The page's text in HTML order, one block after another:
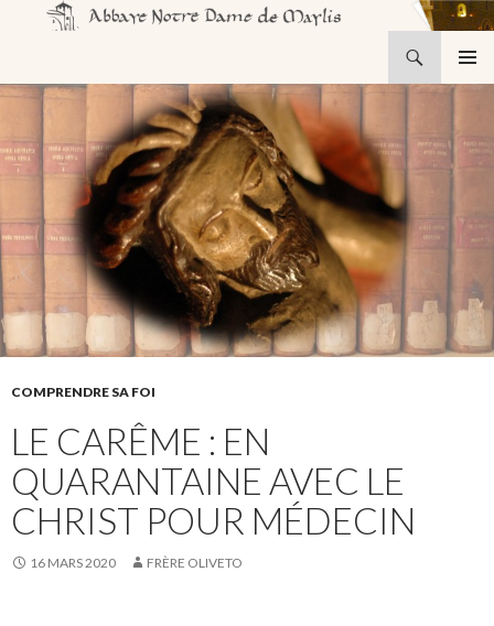
MENU
AU
COMPRENDRE SA FOI
LE CARÊME : EN
QUARANTAINE AVEC LE
CHRIST POUR MÉDECIN
16 MARS 2020 FRÈRE OLIVETO